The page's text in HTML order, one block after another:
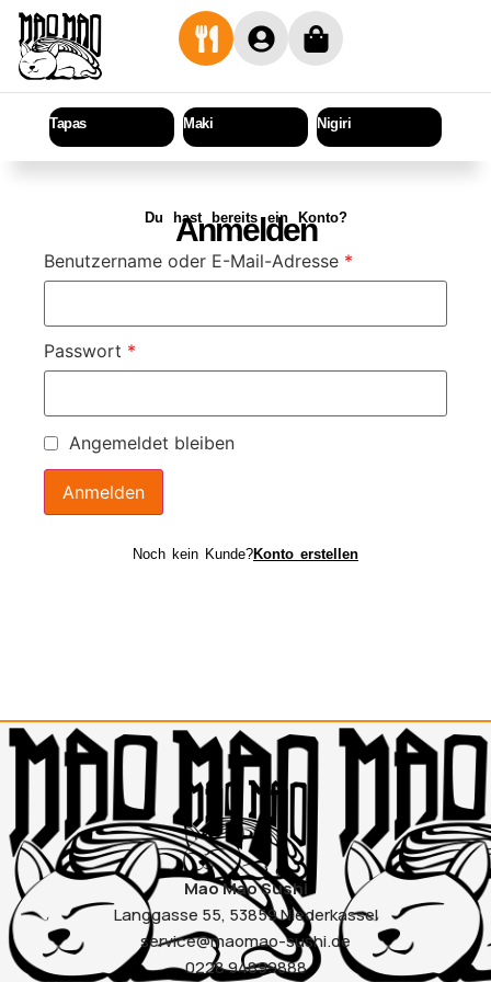
Tapas Maki Nigiri
Du hast bereits ein Konto?
Anmelden
Benutzername oder E-Mail-Adresse *
Passwort *
Angemeldet bleiben
Anmelden
Noch kein Kunde?Konto erstellen
Mao Mao Sushi
Langgasse 55, 53859 Niederkassel
service@maomao-sushi.de
0228 94899888